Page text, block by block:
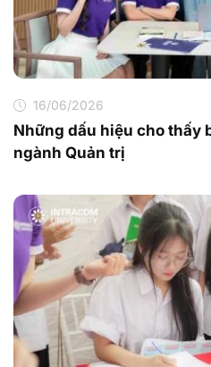
16/06/2026
Những dấu hiệu cho thấy
ngành Quản trị